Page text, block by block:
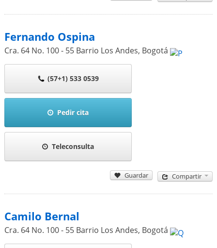
Fernando Ospina
Cra. 64 No. 100 - 55 Barrio Los Andes, Bogotá
(57+1) 533 0539
Pedir cita
Teleconsulta
Guardar Compartir
Camilo Bernal
Cra. 64 No. 100 - 55 Barrio Los Andes, Bogotá